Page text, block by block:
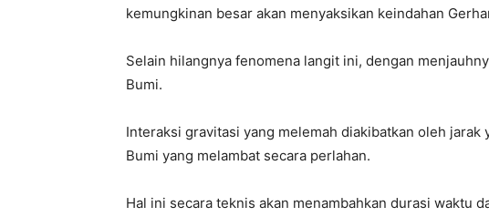
kemungkinan besar akan menyaksikan keindahan
Selain hilangnya fenomena langit ini, dengan
Bumi.
Interaksi gravitasi yang melemah diakibatkan oleh
Bumi yang melambat secara perlahan.
Hal ini secara teknis akan menambahkan durasi waktu